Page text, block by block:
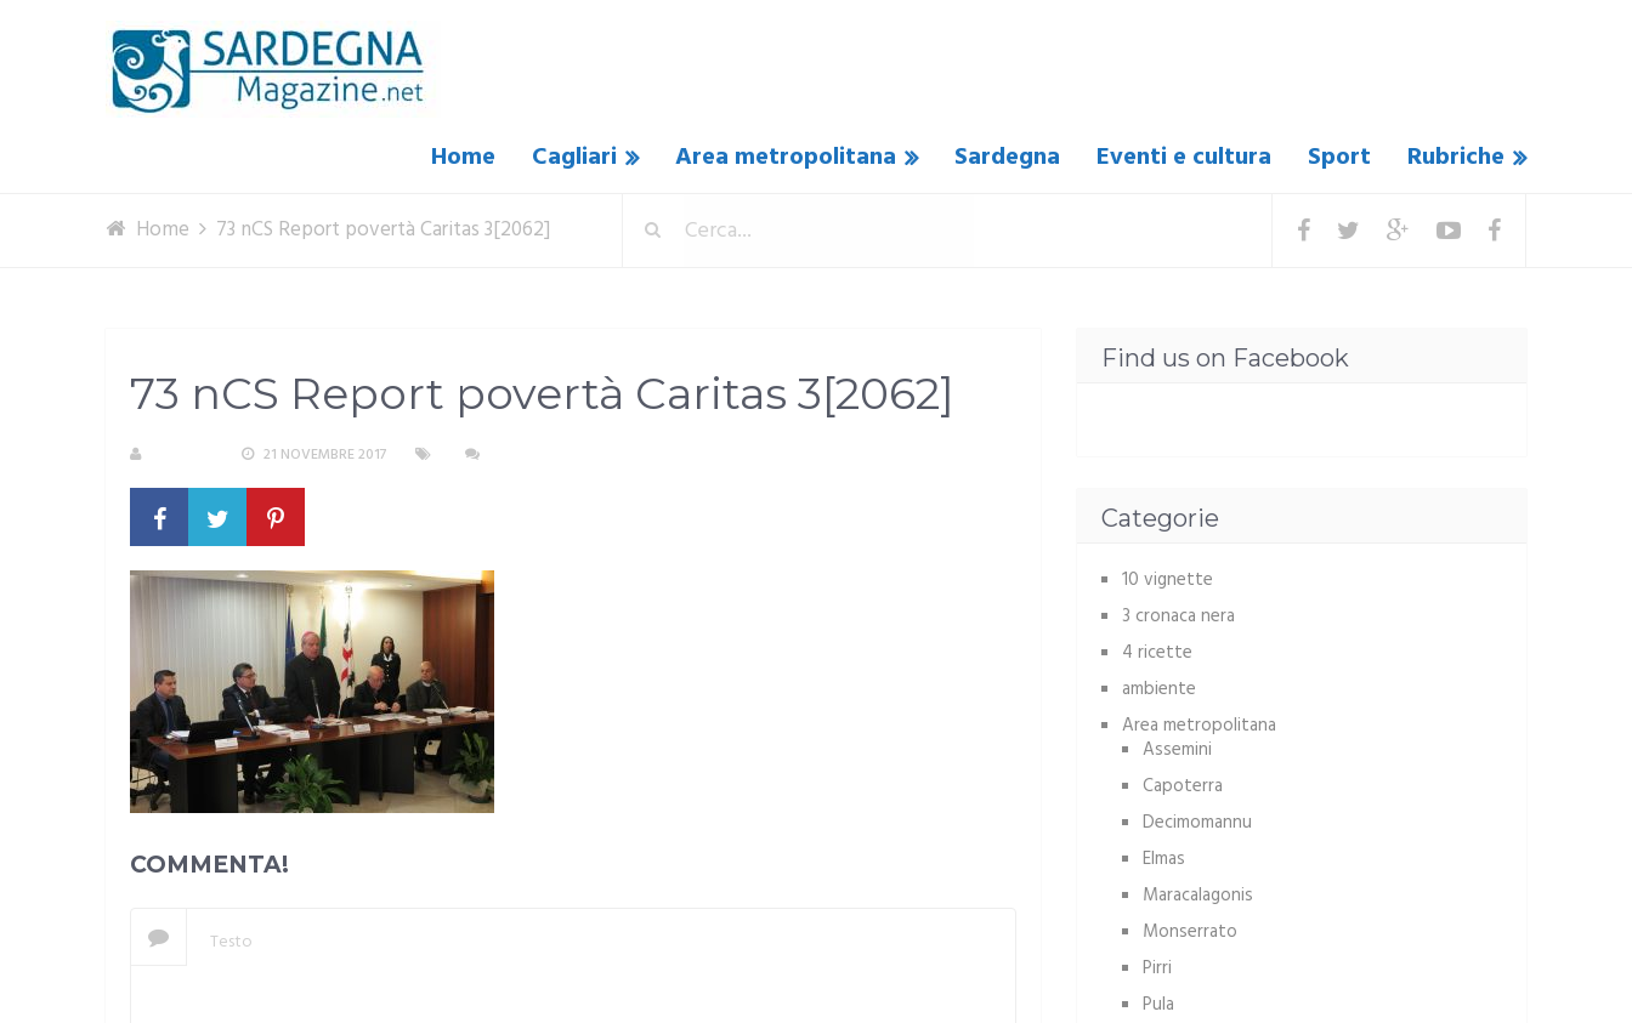
Home Cagliari Area metropolitana Sardegna Eventi e cultura Sport Rubriche
Home 73 nCS Report povertà Caritas 3[2062]
73 nCS Report povertà Caritas 3[2062]
21 NOVEMBRE 2017
COMMENTA!
Find us on Facebook
Categorie
10 vignette
3 cronaca nera
4 ricette
ambiente
Area metropolitana
Assemini
Capoterra
Decimomannu
Elmas
Maracalagonis
Monserrato
Pirri
Pula